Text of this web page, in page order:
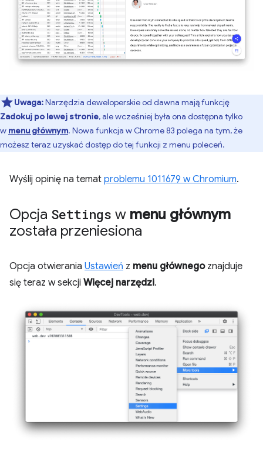
Uwaga:Narzędzia deweloperskie od dawna mają funkcję
Zadokuj po lewej stronie, ale wcześniej była ona dostępna tylko
w menu głównym. Nowa funkcja w Chrome 83 polega na tym, że
możesz teraz uzyskać dostęp do tej funkcji z menu poleceń.
Wyślij opinię na temat problemu 1011679 w Chromium.
Opcja Settings w menu głównym
została przeniesiona
Opcja otwierania Ustawień z menu głównegoznajduje
się teraz w sekcji Więcej narzędzi.